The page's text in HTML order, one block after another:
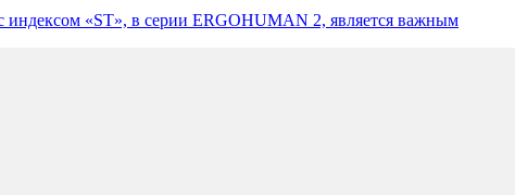
индексом «ST», в серии ERGOHUMAN 2, является важным